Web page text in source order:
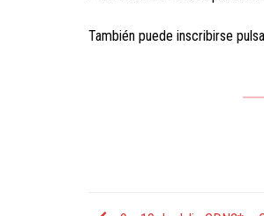
También puede inscribirse